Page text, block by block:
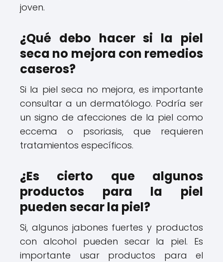
joven.
¿Qué debo hacer si la piel
seca no mejora con remedios
caseros?
Si la piel seca no mejora, es importante
consultar a un dermatólogo. Podría ser
un signo de afecciones de la piel como
eccema o psoriasis, que requieren
tratamientos específicos.
¿Es cierto que algunos
productos para la piel
pueden secar la piel?
Si, algunos jabones fuertes y productos
con alcohol pueden secar la piel. Es
importante usar productos para el